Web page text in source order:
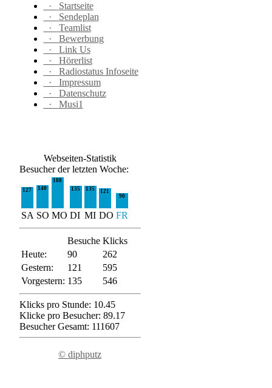
·
Startseite
·
Sendeplan
·
Teamlist
·
Bewerbung
·
Link Us
·
Hörerlist
·
Radiostatus Infoseite
·
Impressum
·
Datenschutz
·
Musi1
Webseiten-Statistik
Besucher der letzten Woche:
127 140
188
135
135
121
90
SA SO MO DI MI DO FR
Besuche Klicks
Heute:
90
262
Gestern:
121
595
Vorgestern: 135 546
Klicks pro Stunde: 10.45
Klicke pro Besucher: 89.17
Besucher Gesamt: 111607
© diphputz